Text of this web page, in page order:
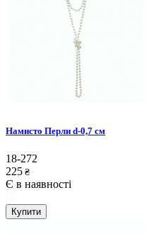
Намисто Перли d-0,7 см
18-272
225 ₴
Є в наявності
Купити